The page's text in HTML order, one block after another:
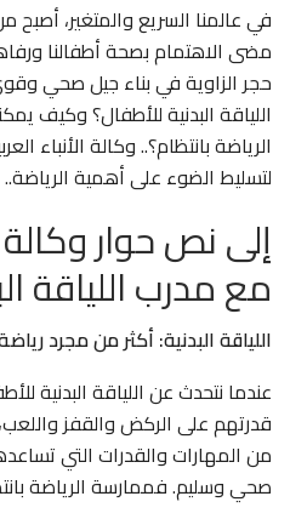
في عالمنا السريع والمتغير،
مضى الاهتمام بصحة أطفالنا
حجر الزاوية في بناء جيل صحي
اللياقة البدنية للأطفال؟ وكيف
الرياضة بانتظام؟.. وكالة الأنباء
لتسليط الضوء على أهمية
إلى نص حوار وكالة
مع مدرب اللياقة
اللياقة البدنية: أكثر من مجرد
عندما نتحدث عن اللياقة البدنية
قدرتهم على الركض والقفز
من المهارات والقدرات التي
صحي وسليم. فممارسة الرياضة